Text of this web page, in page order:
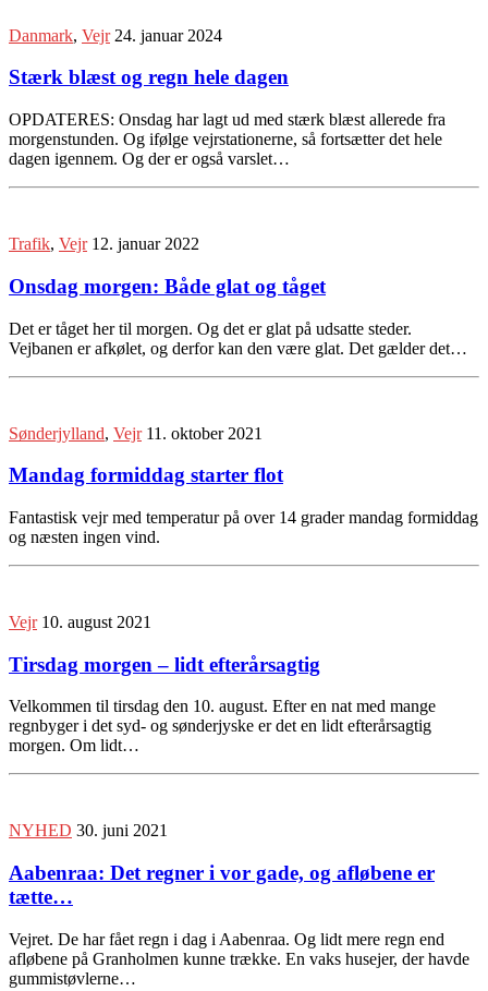
Danmark, Vejr 24. januar 2024
Stærk blæst og regn hele dagen
OPDATERES: Onsdag har lagt ud med stærk blæst allerede fra
morgenstunden. Og ifølge vejrstationerne, så fortsætter det hele
dagen igennem. Og der er også varslet…
Trafik, Vejr 12. januar 2022
Onsdag morgen: Både glat og tåget
Det er tåget her til morgen. Og det er glat på udsatte steder.
Vejbanen er afkølet, og derfor kan den være glat. Det gælder det…
Sønderjylland, Vejr 11. oktober 2021
Mandag formiddag starter flot
Fantastisk vejr med temperatur på over 14 grader mandag formiddag
og næsten ingen vind.
Vejr 10. august 2021
Tirsdag morgen – lidt efterårsagtig
Velkommen til tirsdag den 10. august. Efter en nat med mange
regnbyger i det syd- og sønderjyske er det en lidt efterårsagtig
morgen. Om lidt…
NYHED 30. juni 2021
Aabenraa: Det regner i vor gade, og afløbene er
tætte…
Vejret. De har fået regn i dag i Aabenraa. Og lidt mere regn end
afløbene på Granholmen kunne trække. En vaks husejer, der havde
gummistøvlerne…